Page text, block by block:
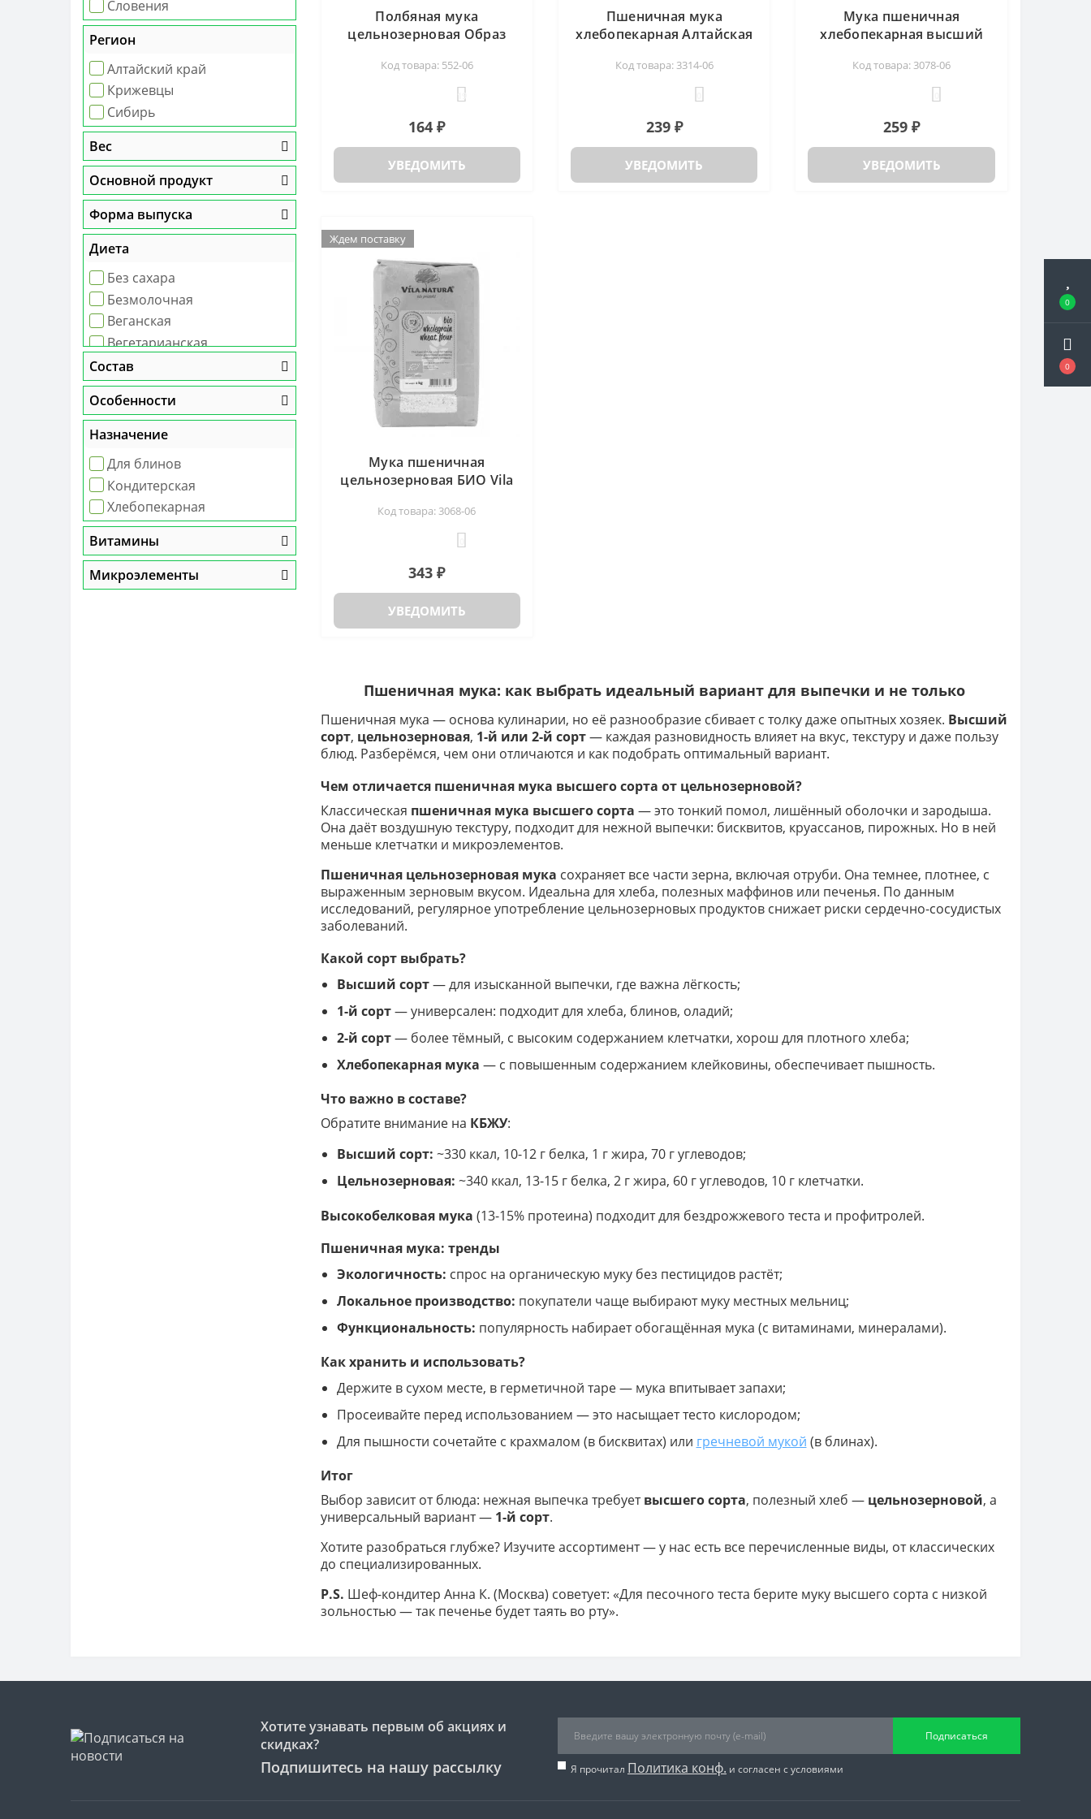
0
0
Словения
Регион
Алтайский край
Крижевцы
Сибирь
Вес
Основной продукт
Форма выпуска
Диета
Без сахара
Безмолочная
Веганская
Вегетарианская
Высокобелковая
Диета Дюкана
Сыроедение
Состав
Особенности
Назначение
Для блинов
Кондитерская
Хлебопекарная
Витамины
Микроэлементы
Полбяная мука
цельнозерновая Образ
Код товара: 552-06
164 ₽
УВЕДОМИТЬ
Пшеничная мука
хлебопекарная Алтайская
Код товара: 3314-06
239 ₽
УВЕДОМИТЬ
Мука пшеничная
хлебопекарная высший
Код товара: 3078-06
259 ₽
УВЕДОМИТЬ
Ждем поставку
Ждем поставку
Мука пшеничная
цельнозерновая БИО Vila
Код товара: 3068-06
343 ₽
УВЕДОМИТЬ
Пшеничная мука: как выбрать идеальный вариант для выпечки и не только
Пшеничная мука — основа кулинарии, но её разнообразие сбивает с толку даже опытных хозяек. Высший
сорт, цельнозерновая, 1-й или 2-й сорт— каждая разновидность влияет на вкус, текстуру и даже пользу
блюд. Разберёмся, чем они отличаются и как подобрать оптимальный вариант.
Чем отличается пшеничная мука высшего сорта от цельнозерновой?
Классическая пшеничная мука высшего сорта — это тонкий помол, лишённый оболочки и зародыша.
Она даёт воздушную текстуру, подходит для нежной выпечки: бисквитов, круассанов, пирожных. Но в ней
меньше клетчатки и микроэлементов.
Пшеничная цельнозерновая мука сохраняет все части зерна, включая отруби. Она темнее, плотнее, с
выраженным зерновым вкусом. Идеальна для хлеба, полезных маффинов или печенья. По данным
исследований, регулярное употребление цельнозерновых продуктов снижает риски сердечно-сосудистых
заболеваний.
Какой сорт выбрать?
Высший сорт— для изысканной выпечки, где важна лёгкость;
1-й сорт— универсален: подходит для хлеба, блинов, оладий;
2-й сорт— более тёмный, с высоким содержанием клетчатки, хорош для плотного хлеба;
Хлебопекарная мука — с повышенным содержанием клейковины, обеспечивает пышность.
Что важно в составе?
Обратите внимание на КБЖУ:
Высший сорт: ~330 ккал, 10-12 г белка, 1 г жира, 70 г углеводов;
Цельнозерновая: ~340 ккал, 13-15 г белка, 2 г жира, 60 г углеводов, 10 г клетчатки.
Высокобелковая мука (13-15% протеина) подходит для бездрожжевого теста и профитролей.
Пшеничная мука: тренды
Экологичность: спрос на органическую муку без пестицидов растёт;
Локальное производство: покупатели чаще выбирают муку местных мельниц;
Функциональность: популярность набирает обогащённая мука (с витаминами, минералами).
Как хранить и использовать?
Держите в сухом месте, в герметичной таре — мука впитывает запахи;
Просеивайте перед использованием — это насыщает тесто кислородом;
Для пышности сочетайте с крахмалом (в бисквитах) или гречневой мукой (в блинах).
Итог
Выбор зависит от блюда: нежная выпечка требуетвысшего сорта, полезный хлеб — цельнозерновой, а
универсальный вариант — 1-й сорт.
Хотите разобраться глубже? Изучите ассортимент — у нас есть все перечисленные виды, от классических
до специализированных.
P.S. Шеф-кондитер Анна К. (Москва) советует: «Для песочного теста берите муку высшего сорта с низкой
зольностью — так печенье будет таять во рту».
Хотите узнавать первым об акциях и
скидках?
Подпишитесь на нашу рассылку
Подписаться
Я прочитал Политика конф. и согласен с условиями